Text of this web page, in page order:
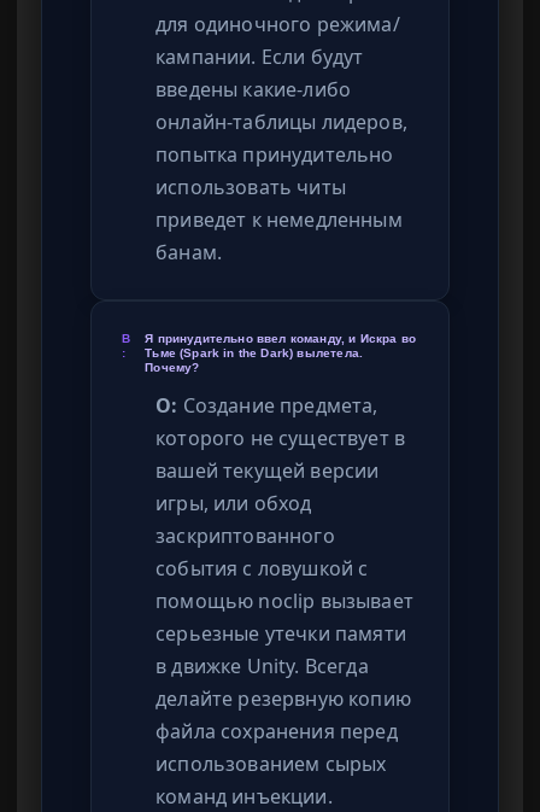
для одиночного режима/
кампании. Если будут
введены какие-либо
онлайн-таблицы лидеров,
попытка принудительно
использовать читы
приведет к немедленным
банам.
В
:
Я принудительно ввел команду, и Искра во
Тьме (Spark in the Dark) вылетела.
Почему?
О: Создание предмета,
которого не существует в
вашей текущей версии
игры, или обход
заскриптованного
события с ловушкой с
помощью noclip вызывает
серьезные утечки памяти
в движке Unity. Всегда
делайте резервную копию
файла сохранения перед
использованием сырых
команд инъекции.